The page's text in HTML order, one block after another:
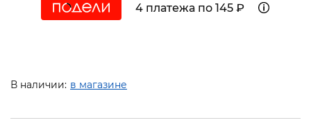
4 платежа по 145 ₽
В наличии: в магазине